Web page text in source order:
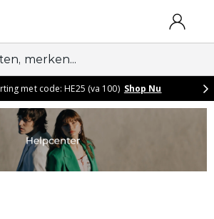
met code: HE25 (va 100) Shop Nu